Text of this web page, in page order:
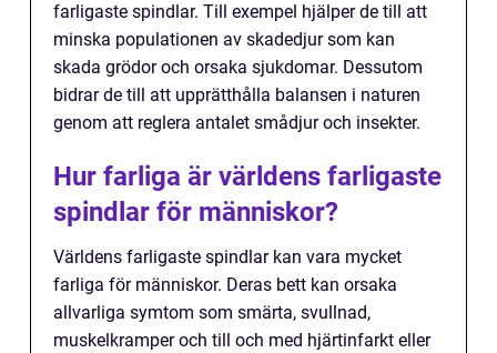
farligaste spindlar. Till exempel hjälper de till att
minska populationen av skadedjur som kan
skada grödor och orsaka sjukdomar. Dessutom
bidrar de till att upprätthålla balansen i naturen
genom att reglera antalet smådjur och insekter.
Hur farliga är världens farligaste
spindlar för människor?
Världens farligaste spindlar kan vara mycket
farliga för människor. Deras bett kan orsaka
allvarliga symtom som smärta, svullnad,
muskelkramper och till och med hjärtinfarkt eller